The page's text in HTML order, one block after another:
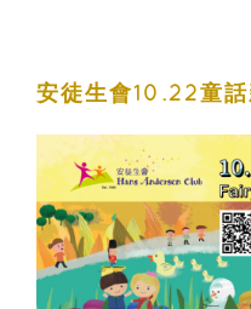
安徒生會10.22童話